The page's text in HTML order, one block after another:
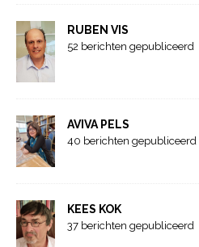
RUBEN VIS
52 berichten gepubliceerd
AVIVA PELS
40 berichten gepubliceerd
KEES KOK
37 berichten gepubliceerd